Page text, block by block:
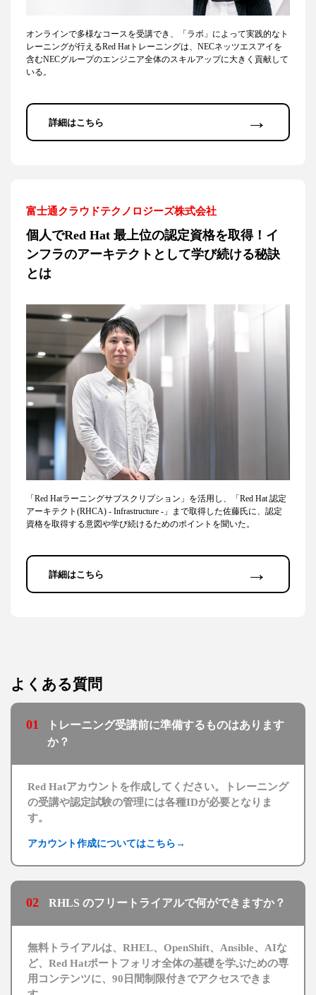
オンラインで多様なコースを受講でき、「ラボ」によって実践的なト
レーニングが行えるRed Hatトレーニングは、NECネッツエスアイを
含むNECグループのエンジニア全体のスキルアップに大きく貢献して
いる。
詳細はこちら →
富士通クラウドテクノロジーズ株式会社
個人でRed Hat 最上位の認定資格を取得！イ
ンフラのアーキテクトとして学び続ける秘訣
とは
「Red Hatラーニングサブスクリプション」を活用し、「Red Hat 認定
アーキテクト(RHCA) - Infrastructure -」まで取得した佐藤氏に、認定
資格を取得する意図や学び続けるためのポイントを聞いた。
詳細はこちら →
よくある質問
01
トレーニング受講前に準備するものはあります
か？
Red Hatアカウントを作成してください。トレーニング
の受講や認定試験の管理には各種IDが必要となりま
す。
アカウント作成についてはこちら →
02 RHLS のフリートライアルで何ができますか？
無料トライアルは、RHEL、OpenShift、Ansible、AIな
ど、Red Hatポートフォリオ全体の基礎を学ぶための専
用コンテンツに、90日間制限付きでアクセスできま